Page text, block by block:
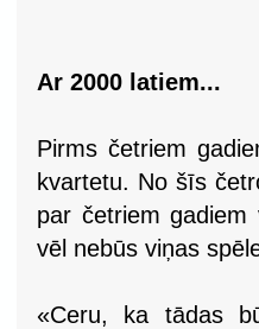
Ar 2000 latiem...
Pirms četriem
kvartetu. No šīs
par četriem
vēl nebūs viņas
«Ceru, ka tādas